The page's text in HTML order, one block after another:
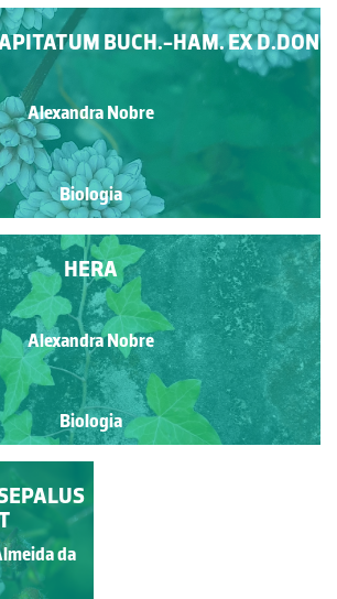
BUCH.-HAM. EX D.DON
Alexandra Nobre
Biologia
HERA
Alexandra Nobre
Biologia
da